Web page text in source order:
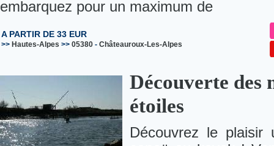
embarquez pour un maximum de
A PARTIR DE 33 EUR
>> Hautes-Alpes >> 05380 - Châteauroux-Les-Alpes
Découverte des
étoiles
Découvrez le plaisir